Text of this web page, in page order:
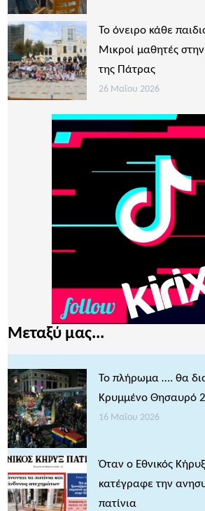
Το όνειρο κάθε
Μικροί μαθητές
της Πάτρας
26 Μαΐου 2026
Μεταξύ μας...
Το πλήρωμα …. θα
Κρυμμένο Θησαυρό
16 Μαΐου 2026
Όταν ο Εθνικός
κατέγραφε την
πατίνια